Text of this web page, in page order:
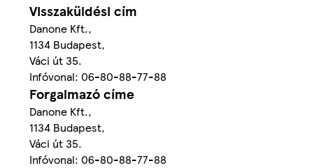
Visszaküldési cím
Danone Kft.,
1134 Budapest,
Váci út 35.
Infóvonal: 06-80-88-77-88
Forgalmazó címe
Danone Kft.,
1134 Budapest,
Váci út 35.
Infóvonal: 06-80-88-77-88